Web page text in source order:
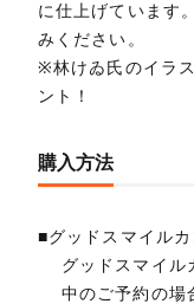
に仕上げています
みください。
※林けゐ氏のイラ
ント！
購入方法
■グッドスマイル
グッドスマイル
中のご予約の場